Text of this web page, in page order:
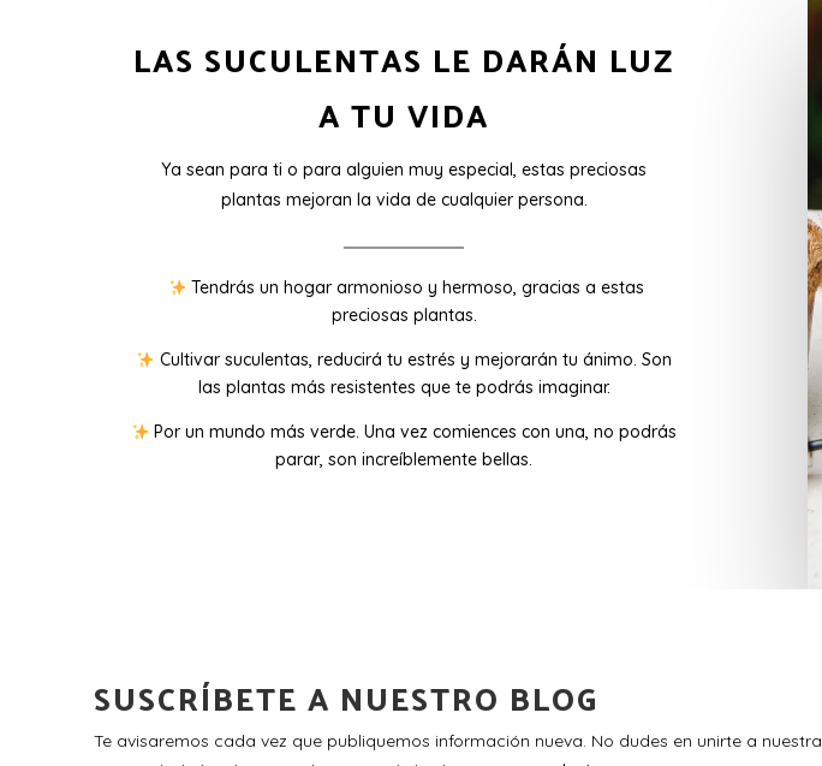
LAS SUCULENTAS LE DARÁN LUZ
A TU VIDA
Ya sean para ti o para alguien muy especial, estas preciosas
plantas mejoran la vida de cualquier persona.
Tendrás un hogar armonioso y hermoso, gracias a estas
preciosas plantas.
Cultivar suculentas, reducirá tu estrés y mejorarán tu ánimo. Son
las plantas más resistentes que te podrás imaginar.
Por un mundo más verde. Una vez comiences con una, no podrás
parar, son increíblemente bellas.
SUSCRÍBETE A NUESTRO BLOG
Te avisaremos cada vez que publiquemos información nueva. No dudes en unirte a nuestra